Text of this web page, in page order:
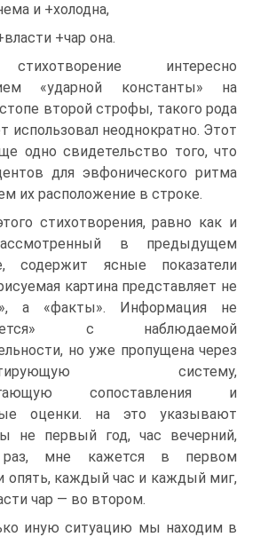
и +холодна,
+чар она.
интересно
«ударной константы» на
второй строфы, такого рода
использовал неоднократно. Этот
одно свидетельство того, что
для эвфонического ритма
их расположение в строке.
стихотворения, равно как и
в предыдущем
содержит ясные показатели
картина представляет не
а «факты». Информация не
с наблюдаемой
но уже пропущена через
систему,
сопоставления и
оценки. на это указывают
не первый год, час вечерний,
мне кажется в первом
опять, каждый час и каждый миг,
чар — во втором.
иную ситуацию мы находим в